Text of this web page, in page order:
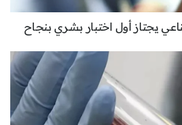
يجتاز أول اختبار بشري بنجاح